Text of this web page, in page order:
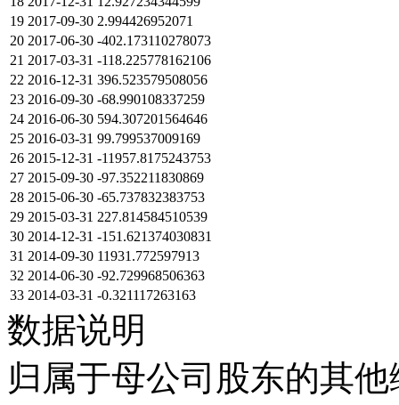
19 2017-09-30 2.994426952071
20 2017-06-30 -402.173110278073
21 2017-03-31 -118.225778162106
22 2016-12-31 396.523579508056
23 2016-09-30 -68.990108337259
24 2016-06-30 594.307201564646
25 2016-03-31 99.799537009169
26 2015-12-31 -11957.8175243753
27 2015-09-30 -97.352211830869
28 2015-06-30 -65.737832383753
29 2015-03-31 227.814584510539
30 2014-12-31 -151.621374030831
31 2014-09-30 11931.772597913
32 2014-06-30 -92.729968506363
33 2014-03-31 -0.321117263163
数据说明
归属于母公司股东的其